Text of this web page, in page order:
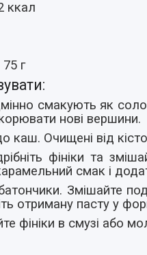
ккал
г
смакують як
нові вершини.
каш. Очищені від
фініки та
смак і
. Змішайте
отриману пасту у
фініки в смузі або